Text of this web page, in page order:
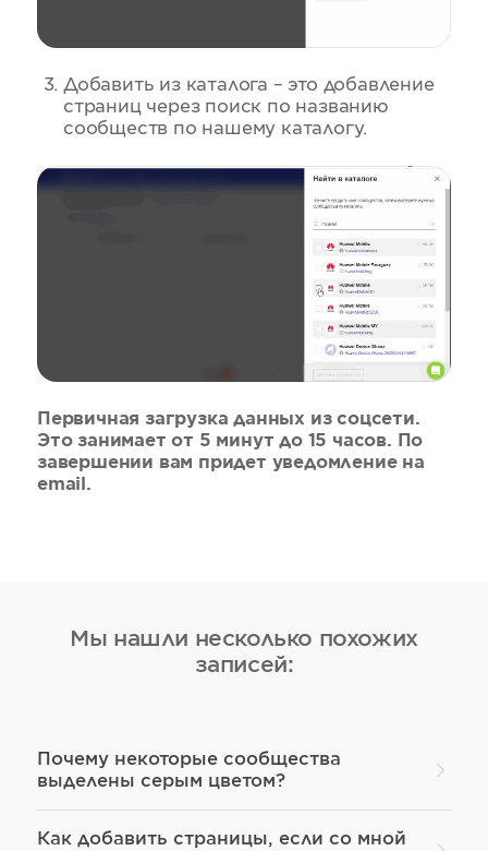
Добавить из каталога – это добавление
страниц через поиск по названию
сообществ по нашему каталогу.
Первичная загрузка данных из соцсети.
Это занимает от 5 минут до 15 часов. По
завершении вам придет уведомление на
email.
Мы нашли несколько похожих
записей:
Почему некоторые сообщества
выделены серым цветом?
Как добавить страницы, если со мной